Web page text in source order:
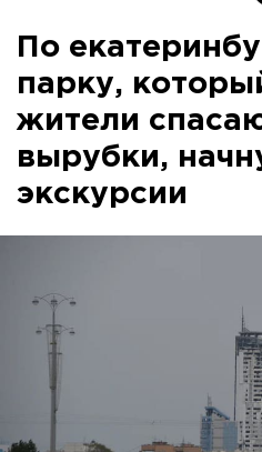
По
парку,
жители
вырубки,
экскурсии